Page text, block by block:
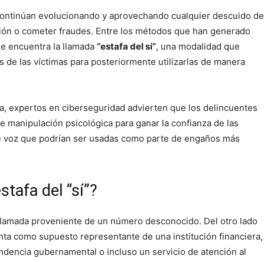
evolucionando y aprovechando cualquier descuido de
o cometer fraudes. Entre los métodos que han generado
encuentra la llamada “estafa del sí”, una modalidad que
de las víctimas para posteriormente utilizarlas de manera
expertos en ciberseguridad advierten que los delincuentes
manipulación psicológica para ganar la confianza de las
que podrían ser usadas como parte de engaños más
del “sí”?
proveniente de un número desconocido. Del otro lado
como supuesto representante de una institución financiera,
gubernamental o incluso un servicio de atención al